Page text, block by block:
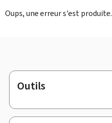
Oups, une erreur s'est produite.
Pied
de
page
Outils